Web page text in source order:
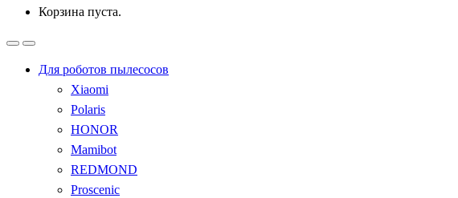
Корзина пуста.
Для роботов пылесосов
Xiaomi
Polaris
HONOR
Mamibot
REDMOND
Proscenic